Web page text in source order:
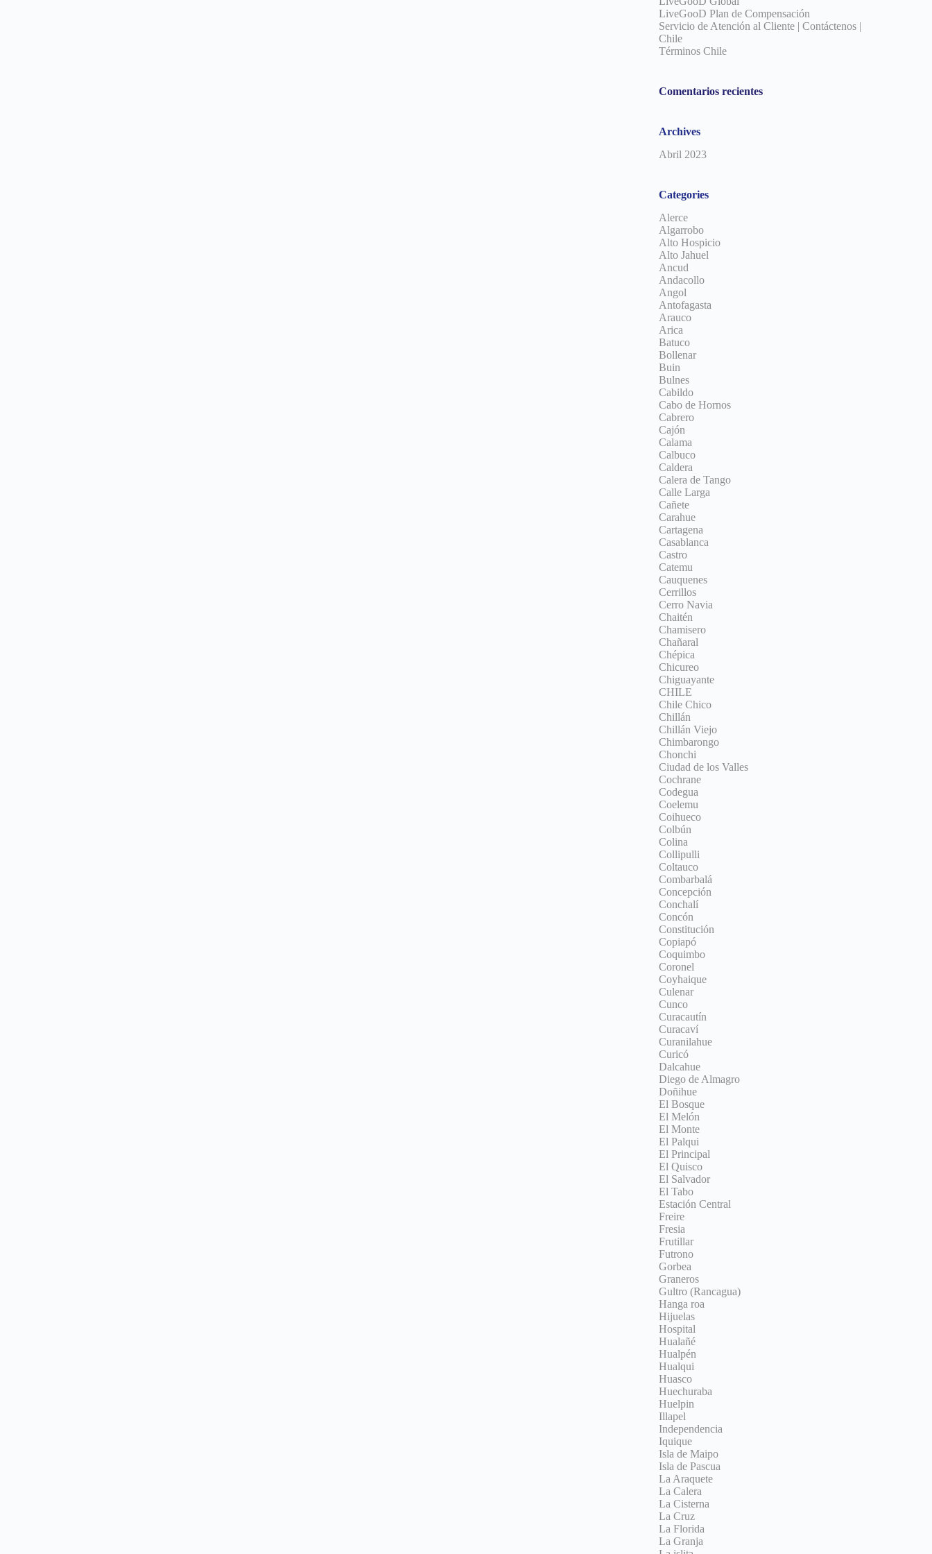
LiveGooD Plan de Compensación
Servicio de Atención al Cliente | Contáctenos |
Chile
Términos Chile
Comentarios recientes
Archives
Abril 2023
Categories
Alerce
Algarrobo
Alto Hospicio
Alto Jahuel
Ancud
Andacollo
Angol
Antofagasta
Arauco
Arica
Batuco
Bollenar
Buin
Bulnes
Cabildo
Cabo de Hornos
Cabrero
Cajón
Calama
Calbuco
Caldera
Calera de Tango
Calle Larga
Cañete
Carahue
Cartagena
Casablanca
Castro
Catemu
Cauquenes
Cerrillos
Cerro Navia
Chaitén
Chamisero
Chañaral
Chépica
Chicureo
Chiguayante
CHILE
Chile Chico
Chillán
Chillán Viejo
Chimbarongo
Chonchi
Ciudad de los Valles
Cochrane
Codegua
Coelemu
Coihueco
Colbún
Colina
Collipulli
Coltauco
Combarbalá
Concepción
Conchalí
Concón
Constitución
Copiapó
Coquimbo
Coronel
Coyhaique
Culenar
Cunco
Curacautín
Curacaví
Curanilahue
Curicó
Dalcahue
Diego de Almagro
Doñihue
El Bosque
El Melón
El Monte
El Palqui
El Principal
El Quisco
El Salvador
El Tabo
Estación Central
Freire
Fresia
Frutillar
Futrono
Gorbea
Graneros
Gultro (Rancagua)
Hanga roa
Hijuelas
Hospital
Hualañé
Hualpén
Hualqui
Huasco
Huechuraba
Huelpin
Illapel
Independencia
Iquique
Isla de Maipo
Isla de Pascua
La Araquete
La Calera
La Cisterna
La Cruz
La Florida
La Granja